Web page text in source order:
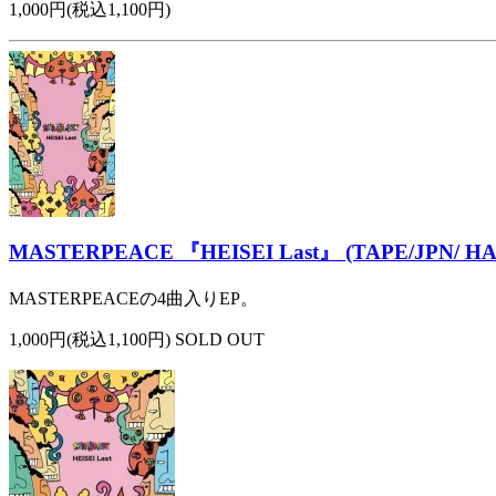
1,000円(税込1,100円)
MASTERPEACE 『HEISEI Last』 (TAPE/JPN/
MASTERPEACEの4曲入りEP。
1,000円(税込1,100円) SOLD OUT